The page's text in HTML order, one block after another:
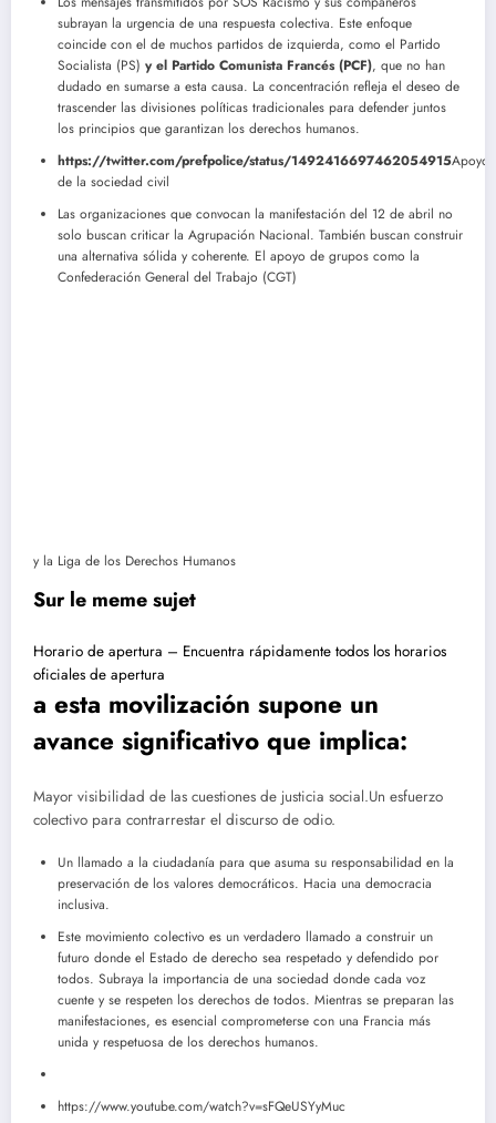
subrayan la urgencia de una respuesta colectiva. Este enfoque
coincide con el de muchos partidos de izquierda, como el Partido
Socialista (PS) y el Partido Comunista Francés (PCF), que no han
dudado en sumarse a esta causa. La concentración refleja el deseo de
trascender las divisiones políticas tradicionales para defender juntos
los principios que garantizan los derechos humanos.
https://twitter.com/prefpolice/status/1492416697462054915Apoyo
de la sociedad civil
Las organizaciones que convocan la manifestación del 12 de abril no
solo buscan criticar la Agrupación Nacional. También buscan construir
una alternativa sólida y coherente. El apoyo de grupos como la
Confederación General del Trabajo (CGT)
y la Liga de los Derechos Humanos
Sur le meme sujet
Horario de apertura – Encuentra rápidamente todos los horarios
oficiales de apertura
a esta movilización supone un
avance significativo que implica:
Mayor visibilidad de las cuestiones de justicia social.Un esfuerzo
colectivo para contrarrestar el discurso de odio.
Un llamado a la ciudadanía para que asuma su responsabilidad en la
preservación de los valores democráticos. Hacia una democracia
inclusiva.
Este movimiento colectivo es un verdadero llamado a construir un
futuro donde el Estado de derecho sea respetado y defendido por
todos. Subraya la importancia de una sociedad donde cada voz
cuente y se respeten los derechos de todos. Mientras se preparan las
manifestaciones, es esencial comprometerse con una Francia más
unida y respetuosa de los derechos humanos.
https://www.youtube.com/watch?v=sFQeUSYyMuc